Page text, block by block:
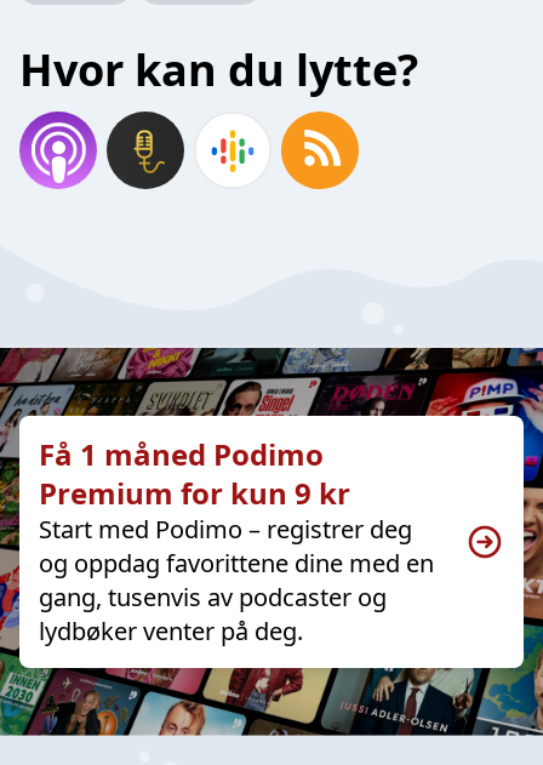
Hvor kan du lytte?
Få 1 måned Podimo
Premium for kun 9 kr
Start med Podimo – registrer deg
og oppdag favorittene dine med en
gang, tusenvis av podcaster og
lydbøker venter på deg.